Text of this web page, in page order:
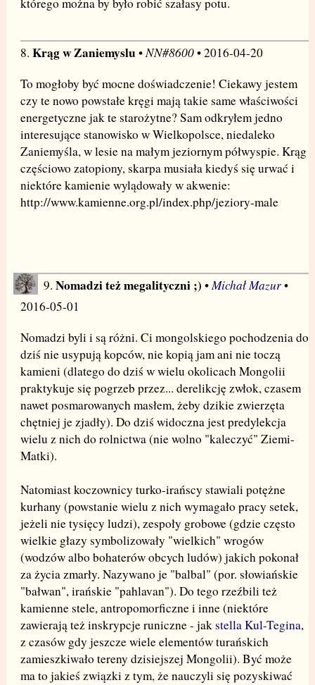
8. Krąg w Zaniemyslu•NN#8600• 2016-04-20
To mogłoby być mocne doświadczenie! Ciekawy jestem
czy te nowo powstałe kręgi mają takie same właściwości
energetyczne jak te starożytne? Sam odkryłem jedno
interesujące stanowisko w Wielkopolsce, niedaleko
Zaniemyśla, w lesie na małym jeziornym półwyspie. Krąg
częściowo zatopiony, skarpa musiała kiedyś się urwać i
niektóre kamienie wylądowały w akwenie:
http://www.kamienne.org.pl/index.php/jeziory-male
9. Nomadzi też megalityczni ;) •Michał Mazur•
2016-05-01
Nomadzi byli i są różni. Ci mongolskiego pochodzenia do
dziś nie usypują kopców, nie kopią jam ani nie toczą
kamieni (dlatego do dziś w wielu okolicach Mongolii
praktykuje się pogrzeb przez... derelikcję zwłok, czasem
nawet posmarowanych masłem, żeby dzikie zwierzęta
chętniej je zjadły). Do dziś widoczna jest predylekcja
wielu z nich do rolnictwa (nie wolno "kaleczyć" Ziemi-
Matki).
Natomiast koczownicy turko-irańscy stawiali potężne
kurhany (powstanie wielu z nich wymagało pracy setek,
jeżeli nie tysięcy ludzi), zespoły grobowe (gdzie często
wielkie głazy symbolizowały "wielkich" wrogów
(wodzów albo bohaterów obcych ludów) jakich pokonał
za życia zmarły. Nazywano je "balbal" (por. słowiańskie
"bałwan", irańskie "pahlavan"). Do tego rzeźbili też
kamienne stele, antropomorficzne i inne (niektóre
zawierają też inskrypcje runiczne - jakstella Kul-Tegina,
z czasów gdy jeszcze wiele elementów turańskich
zamieszkiwało tereny dzisiejszej Mongolii). Być może
ma to jakieś związki z tym, że nauczyli się pozyskiwać